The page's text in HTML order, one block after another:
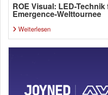
ROE Visual: LED-
Emergence-Welttournee
Weiterlesen